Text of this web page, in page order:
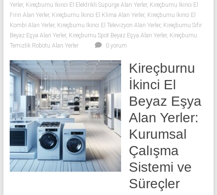
beyaz
eşya
olarak
buzdolabı,
çamaşır
makinesi,
bulaşık
makinesi,
derin
dondurucu,
klima
ve
kombi
alınır.
Yerler, Kireçburnu İkinci El Elektrikli Süpürge Alan Yerler, Kireçburnu İkinci El
Fırın Alan Yerler, Kireçburnu İkinci El Klima Alan Yerler, Kireçburnu İkinci El
Kombi Alan Yerler, Kireçburnu İkinci El Televizyon Alan Yerler, Kireçburnu Sıfır
Beyaz Eşya Alan Yerler, Kireçburnu Spot Beyaz Eşya Alan Yerler, Kireçburnu
Temizlik Robotu Alan Yerler
0 yorum
Kireçburnu
İkinci El
Beyaz Eşya
Alan Yerler:
Kurumsal
Çalışma
Sistemi ve
Süreçler